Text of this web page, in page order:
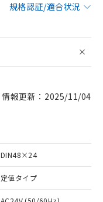
規格認証/適合状況
情報更新：2025/11/04
DIN48×24
定値タイプ